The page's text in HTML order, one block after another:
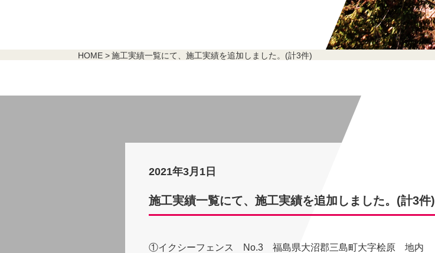
HOME 施工実績一覧にて、施工実績を追加しました。(計3件)
2021年3月1日
施工実績一覧にて、施工実績を追加しました。(計3件)
①イクシーフェンス No.3 福島県大沼郡三島町大字桧原 地内